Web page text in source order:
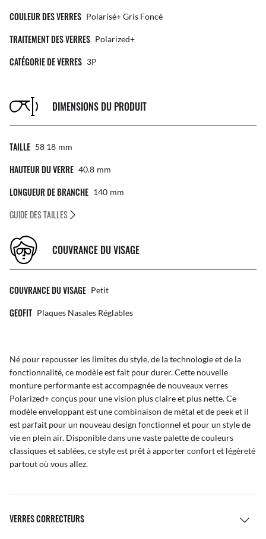
COULEUR DES VERRES Polarisé+ Gris Foncé
TRAITEMENT DES VERRES Polarized+
CATÉGORIE DE VERRES 3P
DIMENSIONS DU PRODUIT
TAILLE 58 18 Mm
HAUTEUR DU VERRE 40.8 Mm
LONGUEUR DE BRANCHE 140 Mm
GUIDE DES TAILLES
COUVRANCE DU VISAGE
COUVRANCE DU VISAGE Petit
GEOFIT Plaques Nasales Réglables
Né pour repousser les limites du style, de la technologie et de la
fonctionnalité, ce modèle est fait pour durer. Cette nouvelle
monture performante est accompagnée de nouveaux verres
Polarized+ conçus pour une vision plus claire et plus nette. Ce
modèle enveloppant est une combinaison de métal et de peek et il
est parfait pour un nouveau design fonctionnel et pour un style de
vie en plein air. Disponible dans une vaste palette de couleurs
classiques et sablées, ce style est prêt à apporter confort et légèreté
partout où vous allez.
VERRES CORRECTEURS